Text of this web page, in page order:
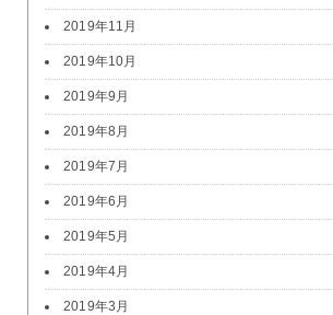
2019年11月
2019年10月
2019年9月
2019年8月
2019年7月
2019年6月
2019年5月
2019年4月
2019年3月